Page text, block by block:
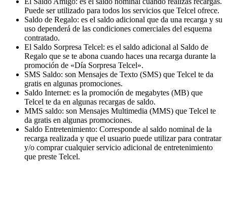
Puede ser utilizado para todos los servicios que Telcel ofrece.
Saldo de Regalo: es el saldo adicional que da una recarga y su
uso dependerá de las condiciones comerciales del esquema
contratado.
El Saldo Sorpresa Telcel: es el saldo adicional al Saldo de
Regalo que se te abona cuando haces una recarga durante la
promoción de «Día Sorpresa Telcel».
SMS Saldo: son Mensajes de Texto (SMS) que Telcel te da
gratis en algunas promociones.
Saldo Internet: es la promoción de megabytes (MB) que
Telcel te da en algunas recargas de saldo.
MMS saldo: son Mensajes Multimedia (MMS) que Telcel te
da gratis en algunas promociones.
Saldo Entretenimiento: Corresponde al saldo nominal de la
recarga realizada y que el usuario puede utilizar para contratar
y/o comprar cualquier servicio adicional de entretenimiento
que preste Telcel.